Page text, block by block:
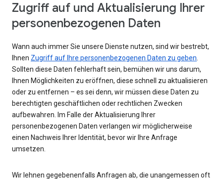
Zugriff auf und Aktualisierung Ihrer
personenbezogenen Daten
Wann auch immer Sie unsere Dienste nutzen, sind wir bestrebt,
Ihnen Zugriff auf Ihre personenbezogenen Daten zu geben.
Sollten diese Daten fehlerhaft sein, bemühen wir uns darum,
Ihnen Möglichkeiten zu eröffnen, diese schnell zu aktualisieren
oder zu entfernen – es sei denn, wir müssen diese Daten zu
berechtigten geschäftlichen oder rechtlichen Zwecken
aufbewahren. Im Falle der Aktualisierung Ihrer
personenbezogenen Daten verlangen wir möglicherweise
einen Nachweis Ihrer Identität, bevor wir Ihre Anfrage
umsetzen.
Wir lehnen gegebenenfalls Anfragen ab, die unangemessen oft